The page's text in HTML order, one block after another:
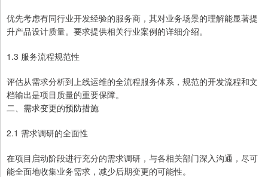
优先考虑有同行业开发经验的服务商，其对业务场景的理解能显著提
升产品设计质量。要求提供相关行业案例的详细介绍。
1.3 服务流程规范性
评估从需求分析到上线运维的全流程服务体系，规范的开发流程和文
档输出是项目质量的重要保障。
二、需求变更的预防措施
2.1 需求调研的全面性
在项目启动阶段进行充分的需求调研，与各相关部门深入沟通，尽可
能全面地收集业务需求，减少后期变更的可能性。